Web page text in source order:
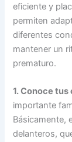
eficiente y
permiten
diferentes
mantener un
prematuro.
1. Conoce tus
importante
Básicamente,
delanteros,